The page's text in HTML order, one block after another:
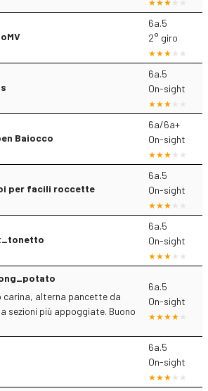
6a.5
2° giro
6a.5
On-sight
Baiocco
6a/6a+
On-sight
per facili roccette
6a.5
On-sight
6a.5
On-sight
carina, alterna pancette da
sezioni più appoggiate. Buono
6a.5
On-sight
6a.5
On-sight